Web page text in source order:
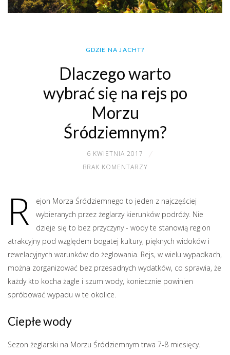
GDZIE NA JACHT?
Dlaczego warto
wybrać się na rejs po
Morzu
Śródziemnym?
6 KWIETNIA 2017
BRAK KOMENTARZY
R
ejon Morza Śródziemnego to jeden z najczęściej
wybieranych przez żeglarzy kierunków podróży. Nie
dzieje się to bez przyczyny - wody te stanowią region
atrakcyjny pod względem bogatej kultury, pięknych widoków i
rewelacyjnych warunków do żeglowania. Rejs, w wielu wypadkach,
można zorganizować bez przesadnych wydatków, co sprawia, że
każdy kto kocha żagle i szum wody, koniecznie powinien
spróbować wypadu w te okolice.
Ciepłe wody
Sezon żeglarski na Morzu Śródziemnym trwa 7-8 miesięcy.